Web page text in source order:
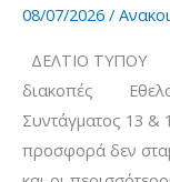
Νείλου
–
Περίοδος
Μετάδοσης
08/07/2026 /
ΔΕΛΤΙΟ ΤΥΠΟΥ
διακοπές
Συντάγματος 13 &
προσφορά δεν